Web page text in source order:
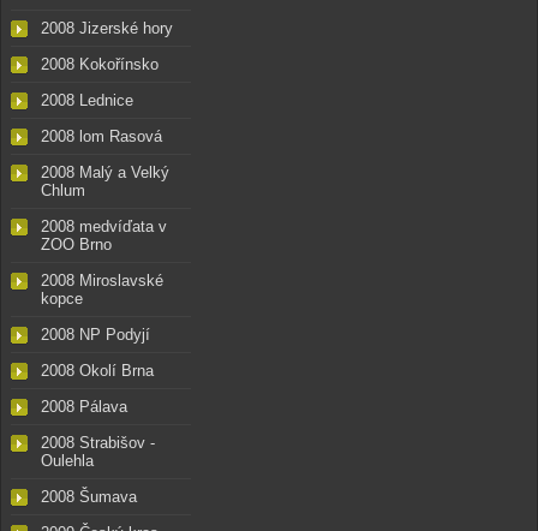
2008 Jizerské hory
2008 Kokořínsko
2008 Lednice
2008 lom Rasová
2008 Malý a Velký
Chlum
2008 medvíďata v
ZOO Brno
2008 Miroslavské
kopce
2008 NP Podyjí
2008 Okolí Brna
2008 Pálava
2008 Strabišov -
Oulehla
2008 Šumava